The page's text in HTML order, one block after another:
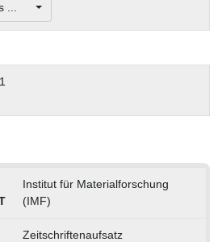
...
Institut für Materialforschung
(IMF)
Zeitschriftenaufsatz